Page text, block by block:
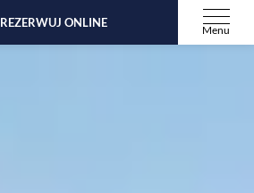
REZERWUJ ONLINE
Menu